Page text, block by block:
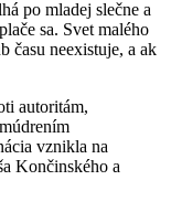
po mladej slečne a
sa. Svet malého
času neexistuje, a ak
autoritám,
vznikla na
Končinského a